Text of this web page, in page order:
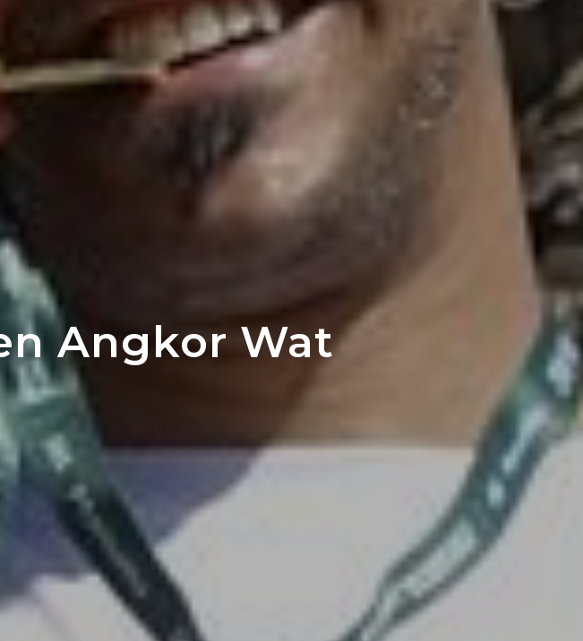
Angkor Wat